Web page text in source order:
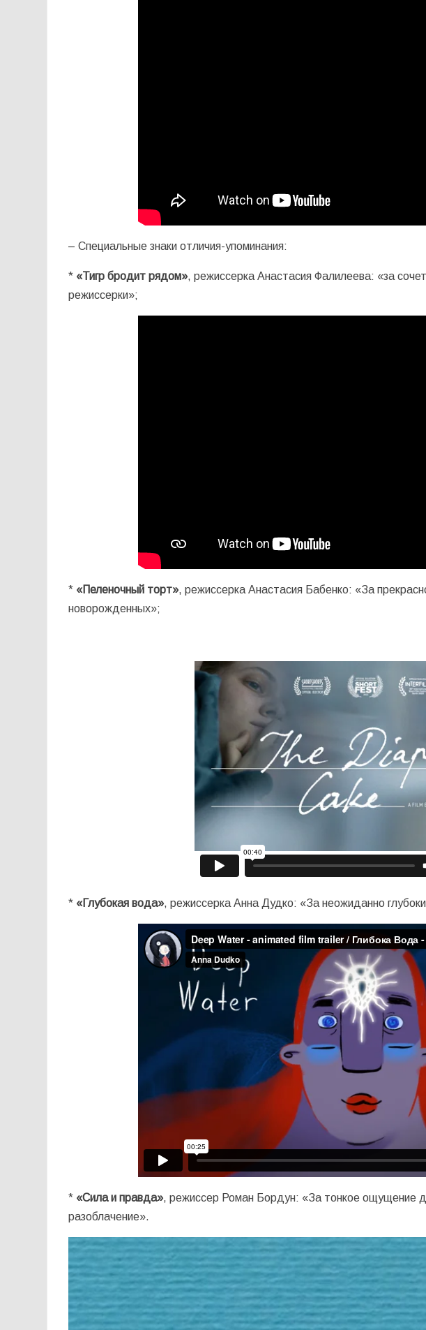
– Специальные знаки отличия-упоминания:
* «Тигр бродит рядом», режиссерка Анастасия Фалилеева: «за
режиссерки»;
* «Пеленочный торт», режиссерка Анастасия Бабенко: «За
новорожденных»;
* «Глубокая вода», режиссерка Анна Дудко: «За неожиданно
* «Сила и правда», режиссер Роман Бордун: «За тонкое ощущение
разоблачение».